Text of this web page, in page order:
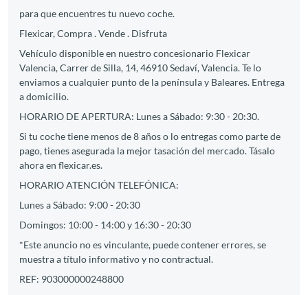
para que encuentres tu nuevo coche.
Flexicar, Compra . Vende . Disfruta
Vehículo disponible en nuestro concesionario Flexicar
Valencia, Carrer de Silla, 14, 46910 Sedaví, Valencia. Te lo
enviamos a cualquier punto de la península y Baleares. Entrega
a domicilio.
HORARIO DE APERTURA: Lunes a Sábado: 9:30 - 20:30.
Si tu coche tiene menos de 8 años o lo entregas como parte de
pago, tienes asegurada la mejor tasación del mercado. Tásalo
ahora en flexicar.es.
HORARIO ATENCIÓN TELEFÓNICA:
Lunes a Sábado: 9:00 - 20:30
Domingos: 10:00 - 14:00 y 16:30 - 20:30
*Este anuncio no es vinculante, puede contener errores, se
muestra a título informativo y no contractual.
REF: 903000000248800